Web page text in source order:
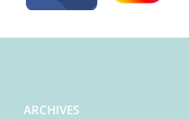
ARCHIVES